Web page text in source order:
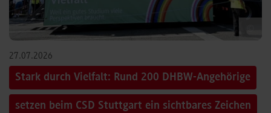
27.07.2026
Stark durch Vielfalt: Rund 200 DHBW-Angehörige
setzen beim CSD Stuttgart ein sichtbares Zeichen